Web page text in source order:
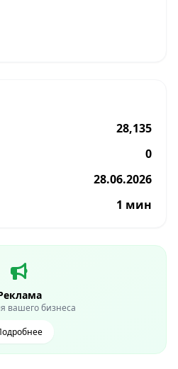
28,135
0
28.06.2026
1 мин
вашего бизнеса